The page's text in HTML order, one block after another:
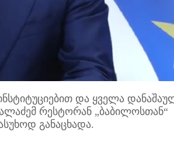
და ყველა
რესტორან „ბაბილოსთან“
განაცხადა.